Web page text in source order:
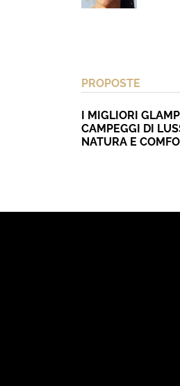
PROPOSTE
I MIGLIORI
CAMPEGGI DI
NATURA E